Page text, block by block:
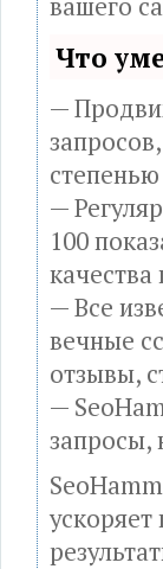
Что
—
—
100
качества
— Все
вечные
отзывы,
—
запросы,